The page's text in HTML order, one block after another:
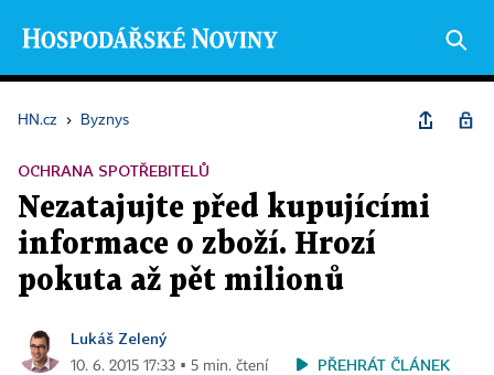
HN.cz › Byznys
OCHRANA SPOTŘEBITELŮ
Nezatajujte před kupujícími
informace o zboží. Hrozí
pokuta až pět milionů
Lukáš Zelený
10. 6. 2015 17:33 ▪ 5 min. čtení PŘEHRÁT ČLÁNEK